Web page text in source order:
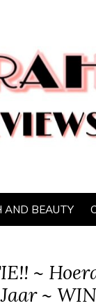
AND BEAUTY
~
~